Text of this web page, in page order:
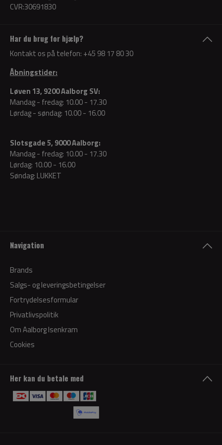
Har du brug for hjælp?
Kontakt os på telefon: +45 98 17 80 30
Åbningstider:
Løven 13, 9200 Aalborg SV:
Mandag - fredag: 10.00 - 17.30
Lørdag - søndag: 10.00 - 16.00
Slotsgade 5, 9000 Aalborg:
Mandag - fredag: 10.00 - 17.30
Lørdag: 10.00 - 16.00
Søndag: LUKKET
CVR:30691830
Navigation
Brands
Salgs- og leveringsbetingelser
Fortrydelsesformular
Privatlivspolitik
Om Aalborg Isenkram
Cookies
Her kan du betale med